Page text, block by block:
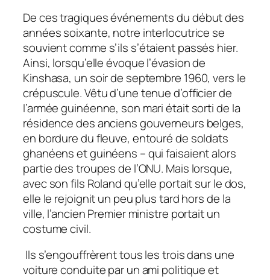
De ces tragiques événements du début des
années soixante, notre interlocutrice se
souvient comme s’ils s’étaient passés hier.
Ainsi, lorsqu’elle évoque l’évasion de
Kinshasa, un soir de septembre 1960, vers le
crépuscule. Vêtu d’une tenue d’officier de
l’armée guinéenne, son mari était sorti de la
résidence des anciens gouverneurs belges,
en bordure du fleuve, entouré de soldats
ghanéens et guinéens – qui faisaient alors
partie des troupes de l’ONU. Mais lorsque,
avec son fils Roland qu’elle portait sur le dos,
elle le rejoignit un peu plus tard hors de la
ville, l’ancien Premier ministre portait un
costume civil.
Ils s’engouffrèrent tous les trois dans une
voiture conduite par un ami politique et